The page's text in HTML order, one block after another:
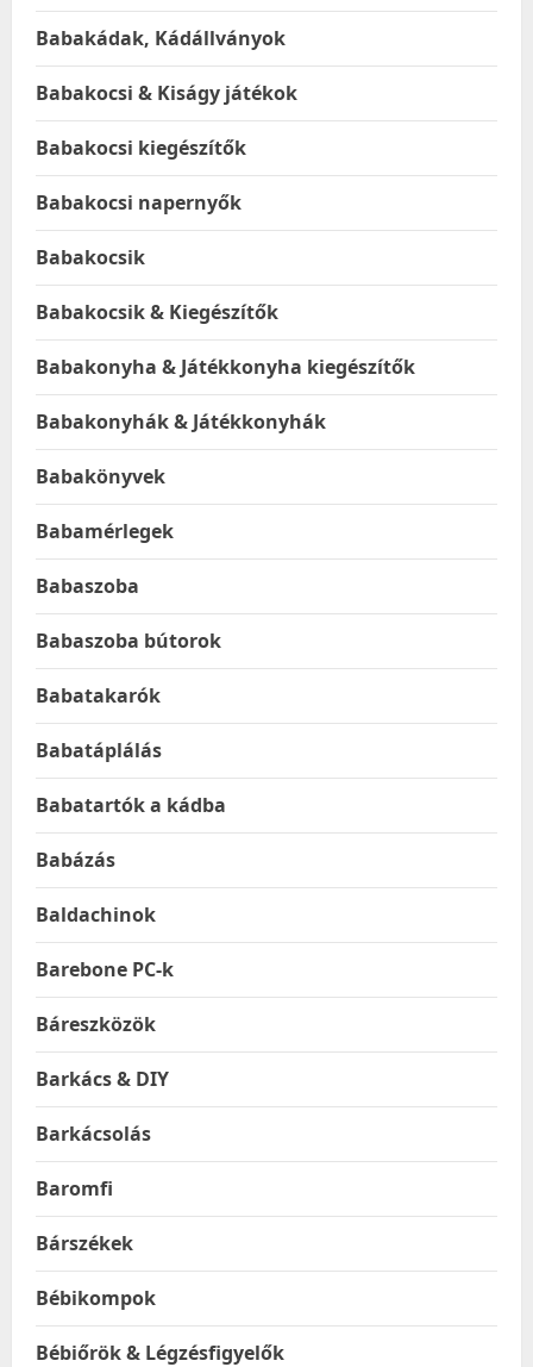
Babakádak, Kádállványok
Babakocsi & Kiságy játékok
Babakocsi kiegészítők
Babakocsi napernyők
Babakocsik
Babakocsik & Kiegészítők
Babakonyha & Játékkonyha kiegészítők
Babakonyhák & Játékkonyhák
Babakönyvek
Babamérlegek
Babaszoba
Babaszoba bútorok
Babatakarók
Babatáplálás
Babatartók a kádba
Babázás
Baldachinok
Barebone PC-k
Báreszközök
Barkács & DIY
Barkácsolás
Baromfi
Bárszékek
Bébikompok
Bébiőrök & Légzésfigyelők